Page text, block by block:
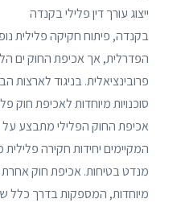
ייצוג עורך דין פלילי בקנדה
בקנדה, פיתוח חקיקה פלילית
הפדרלית, אך אכיפת החוק ים
פרובינציאלית. בניגוד לארצות
סוכנויות מיוחדות לאכיפת חוק
אכיפת החוק הפלילי מתבצע על
המקיימים יחידות חקירה
מנדט בטיחות. אכיפת חוק
מיוחדות, המספקות בדרך כלל